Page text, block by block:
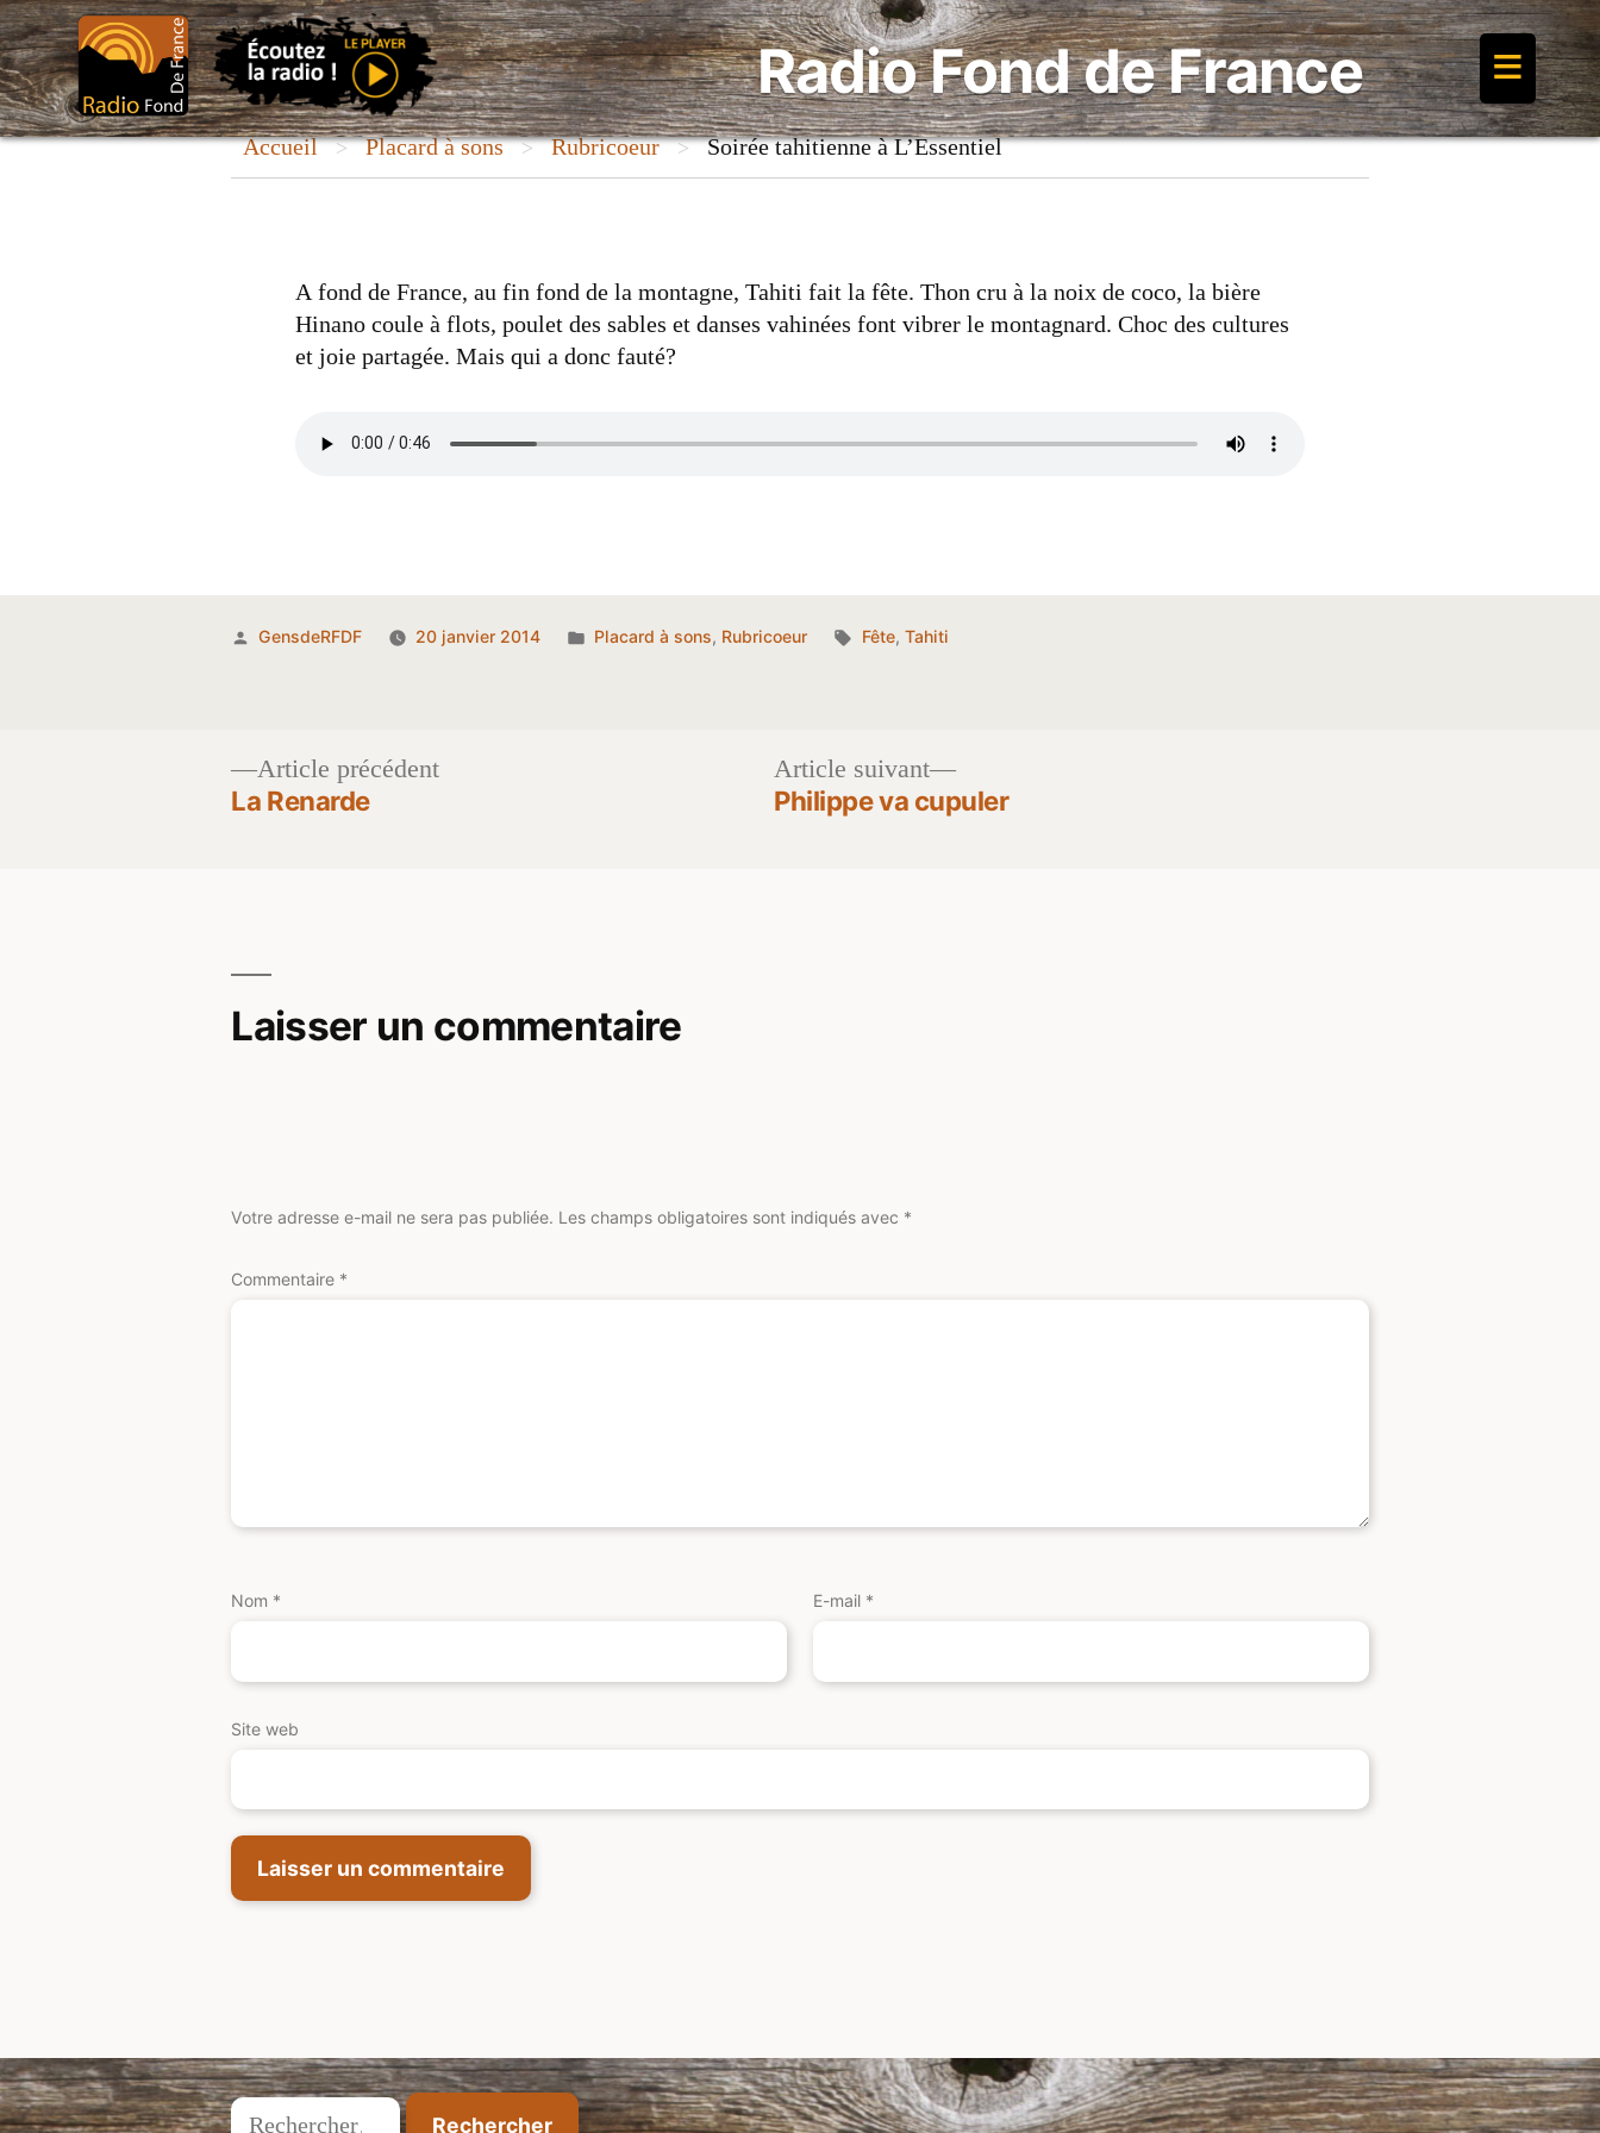
Aller
au
contenu
Radio Fond de France ≡
Accueil > Placard à sons > Rubricoeur > Soirée tahitienne à L’Essentiel
A fond de France, au fin fond de la montagne, Tahiti fait la fête. Thon cru à la noix de coco, la bière
Hinano coule à flots, poulet des sables et danses vahinées font vibrer le montagnard. Choc des cultures
et joie partagée. Mais qui a donc fauté?
Publié
GensdeRFDF 20 janvier 2014
Publié
Placard à sons, Rubricoeur Étiquettes :
Fête, Tahiti
l’article
Article précédentArticle
La Renarde
Article suivant
Article
suivant :
Philippe va cupuler
Laisser un commentaire
Votre adresse e-mail ne sera pas publiée. Les champs obligatoires sont indiqués avec *
Commentaire *
Nom * E-mail *
Site web
Rechercher :